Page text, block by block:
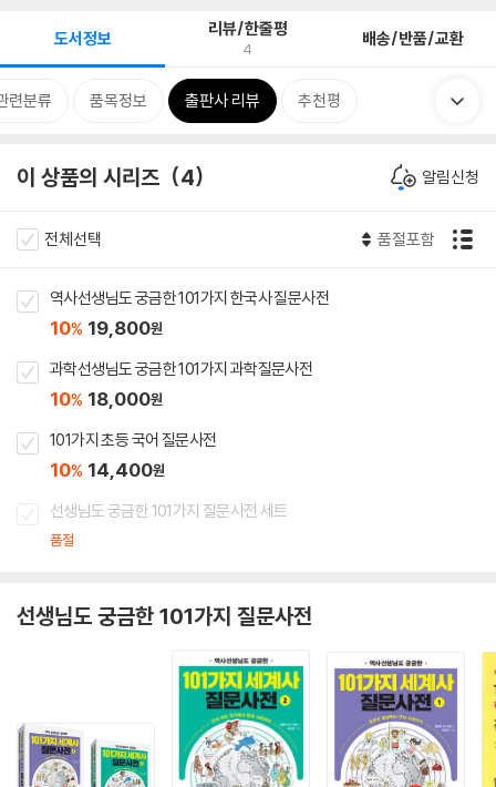
도서정보 리뷰/한줄평
4 배송/반품/교환
련분류 품목정보 출판사 리뷰 추천평
이 상품의 시리즈 4 알림신청
전체선택 품절포함
역사선생님도 궁금한 101가지 한국사 질문사전
10% 19,800원
과학선생님도 궁금한 101가지 과학질문사전
10% 18,000원
101가지 초등 국어 질문사전
10% 14,400원
선생님도 궁금한 101가지 질문사전 세트
품절
선생님도 궁금한 101가지 질문사전